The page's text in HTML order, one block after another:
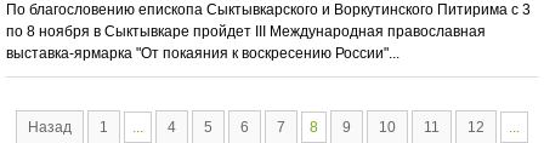
По благословению епископа Сыктывкарского и Воркутинского Питирима с 3
по 8 ноября в Сыктывкаре пройдет III Международная православная
выставка-ярмарка "От покаяния к воскресению России"...
Назад 1 ... 4 5 6 7 8 9 10 11 12 ...